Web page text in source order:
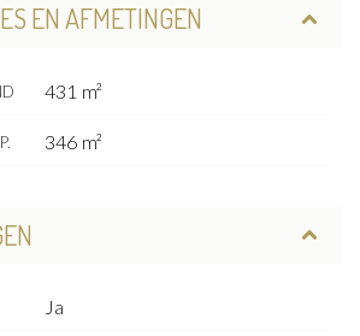
EN AFMETINGEN
431 m²
346 m²
Ja